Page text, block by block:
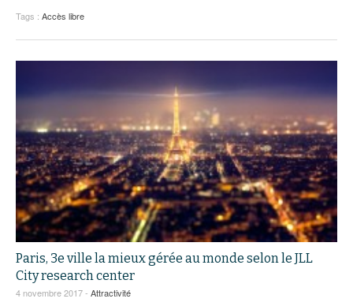
Tags : Accès libre
Paris, 3e ville la mieux gérée au monde selon le JLL
City research center
4 novembre 2017 - Attractivité